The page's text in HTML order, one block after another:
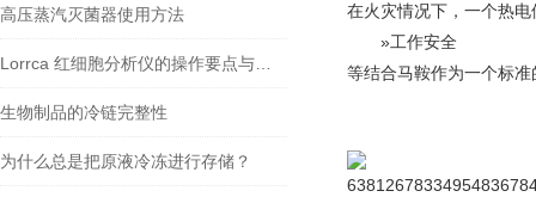
高压蒸汽灭菌器使用方法
生物制品的冷链完整性
为什么总是把原液冷冻进行存储？
在火灾情况下，一个热
»工作安全
等结合马鞍作为一个标